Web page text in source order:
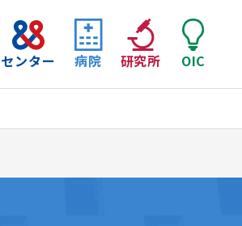
センター 病院 研究所 OIC